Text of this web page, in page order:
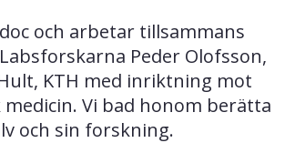
och arbetar tillsammans
Peder Olofsson,
KTH med inriktning mot
Vi bad honom berätta
och sin forskning.